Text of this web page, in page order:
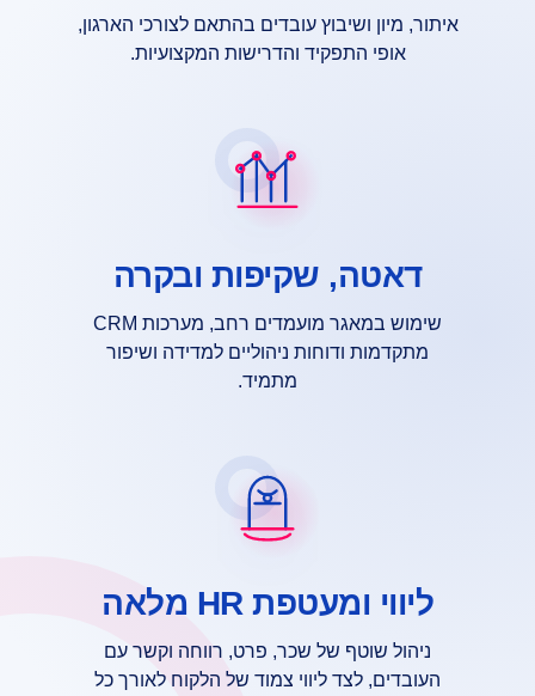
איתור, מיון ושיבוץ עובדים בהתאם לצורכי הארגון,
אופי התפקיד והדרישות המקצועיות.
דאטה, שקיפות ובקרה
שימוש במאגר מועמדים רחב, מערכות CRM
מתקדמות ודוחות ניהוליים למדידה ושיפור
מתמיד.
ליווי ומעטפת HR מלאה
ניהול שוטף של שכר, פרט, רווחה וקשר עם
העובדים, לצד ליווי צמוד של הלקוח לאורך כל